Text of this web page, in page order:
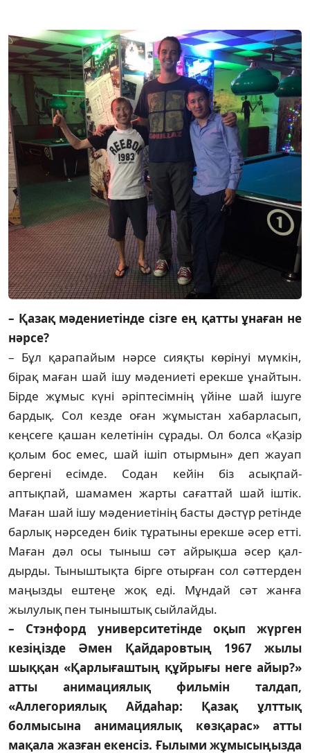
– Қазақ мәдениетінде сізге ең қатты ұнаған не
нәрсе?
– Бұл қарапайым нәрсе сияқты көрінуі мүм­кін,
бірақ маған шай ішу мәдениеті ерек­ше ұнайтын.
Бірде жұмыс күні әріпте­сім­нің үйіне шай ішуге
бардық. Сол кезде оған жұмыстан хабарласып,
кеңсеге қашан келе­ті­нін сұрады. Ол болса «Қазір
қолым бос емес, шай ішіп отырмын» деп жауап
бергені есім­де. Содан кейін біз асықпай-
аптықпай, шамамен жарты сағаттай шай іштік.
Маған шай ішу мәдениетінің басты дәстүр ретінде
барлық нәрседен биік тұратыны ерекше әсер етті.
Маған дәл осы тыныш сәт айрықша әсер қал­
дырды. Тыныштықта бірге отырған сол сәт­терден
маңызды ештеңе жоқ еді. Мұндай сәт жанға
жылулық пен тыныштық сый­лайды.
– Стэнфорд университетінде оқып жүрген
кезіңізде Әмен Қайдаровтың 1967 жылы
шыққан «Қарлығаштың құй­рығы неге айыр?»
атты анимациялық фильмін талдап,
«Аллегориялық Ай­даһар: Қазақ ұлттық
болмысына ани­мациялық көзқарас» атты
мақала жаз­ған екенсіз. Ғылыми жұмысыңызда